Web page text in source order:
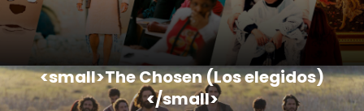
<small>The Chosen (Los elegidos)
</small>